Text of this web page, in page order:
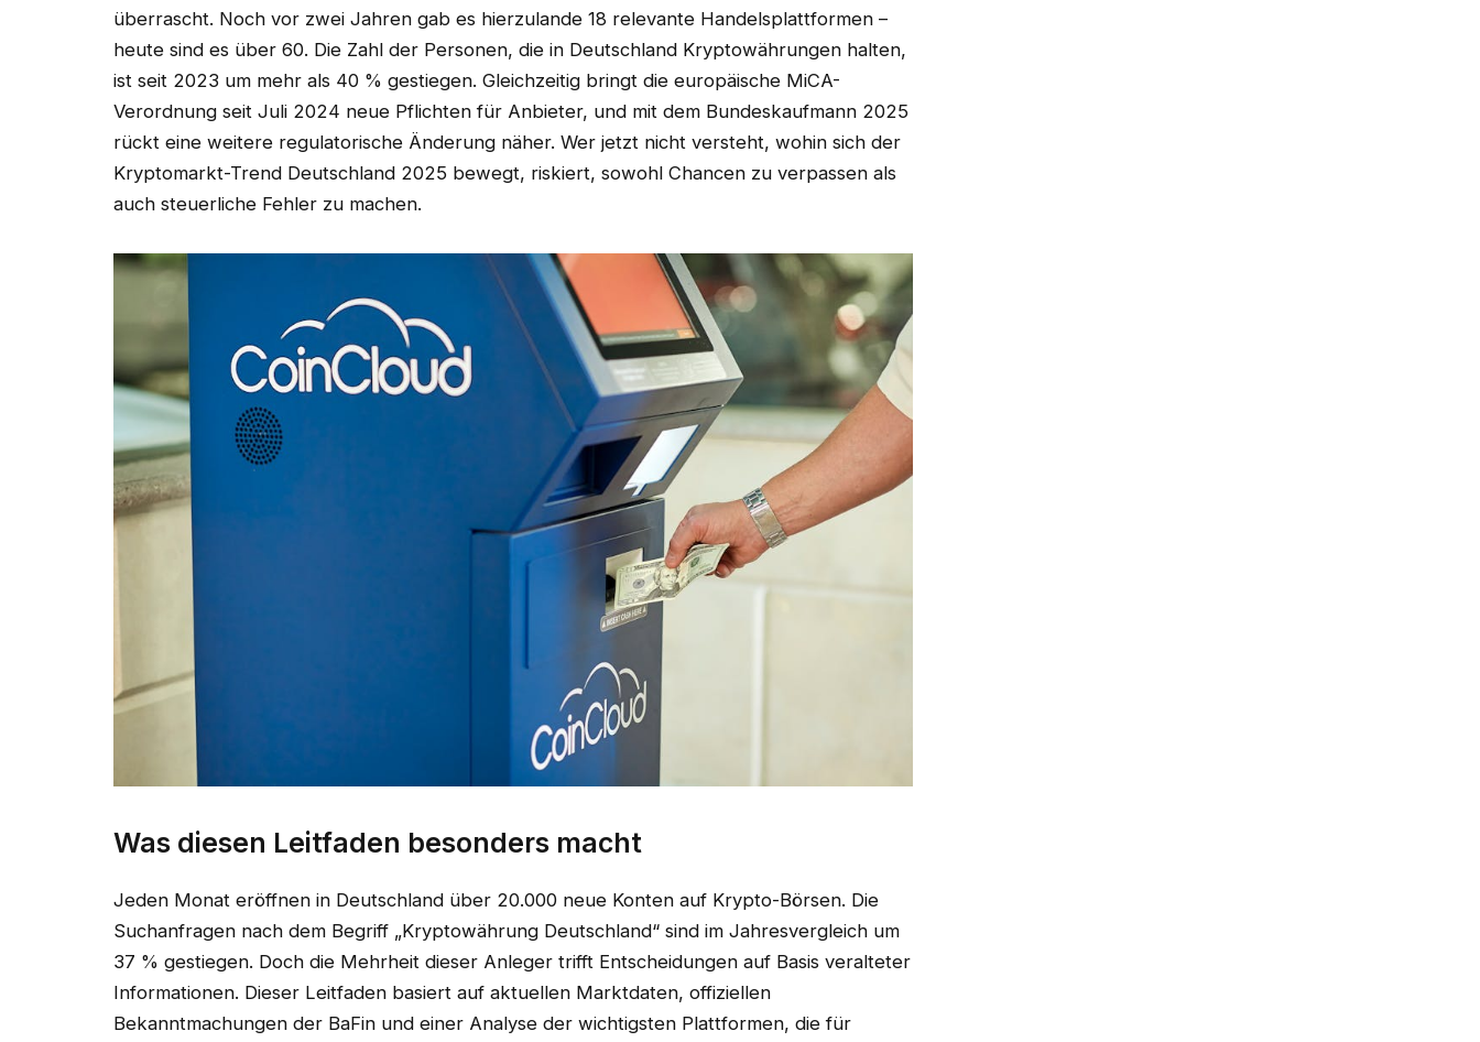
überrascht. Noch vor zwei Jahren gab es hierzulande 18 relevante Handelsplattformen –
heute sind es über 60. Die Zahl der Personen, die in Deutschland Kryptowährungen halten,
ist seit 2023 um mehr als 40 % gestiegen. Gleichzeitig bringt die europäische MiCA-
Verordnung seit Juli 2024 neue Pflichten für Anbieter, und mit dem Bundeskaufmann 2025
rückt eine weitere regulatorische Änderung näher. Wer jetzt nicht versteht, wohin sich der
Kryptomarkt-Trend Deutschland 2025 bewegt, riskiert, sowohl Chancen zu verpassen als
auch steuerliche Fehler zu machen.
Was diesen Leitfaden besonders macht
Jeden Monat eröffnen in Deutschland über 20.000 neue Konten auf Krypto-Börsen. Die
Suchanfragen nach dem Begriff „Kryptowährung Deutschland“ sind im Jahresvergleich um
37 % gestiegen. Doch die Mehrheit dieser Anleger trifft Entscheidungen auf Basis veralteter
Informationen. Dieser Leitfa­den basiert auf aktuellen Marktdaten, offiziellen
Bekanntmachungen der BaFin und einer Analyse der wichtigsten Plattformen, die für